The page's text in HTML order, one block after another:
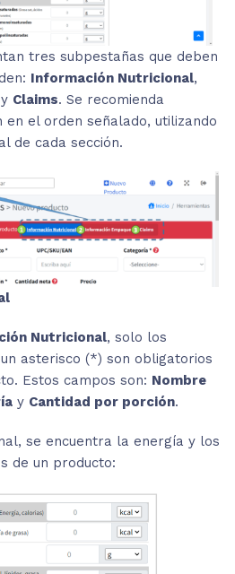
tres subpestañas que deben
Información Nutricional,
y Claims. Se recomienda
el orden señalado, utilizando
de cada sección.
Nutricional, solo los
asterisco (*) son obligatorios
Estos campos son: Nombre
y Cantidad por porción.
se encuentra la energía y los
de un producto: